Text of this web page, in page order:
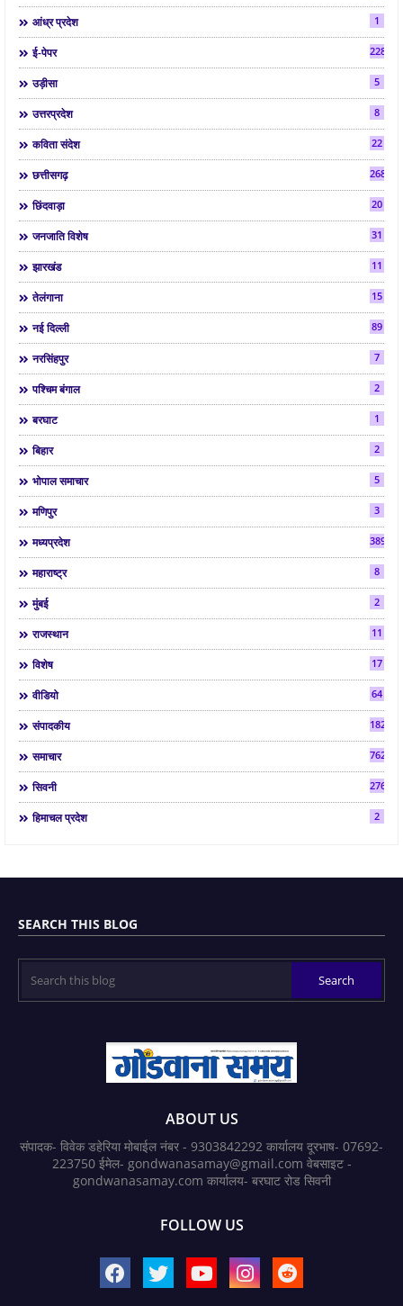
आंध्र प्रदेश 1
ई-पेपर 2286
उड़ीसा 5
उत्तरप्रदेश 8
कविता संदेश 22
छत्तीसगढ़ 268
छिंदवाड़ा 20
जनजाति विशेष 31
झारखंड 11
तेलंगाना 15
नई दिल्ली 89
नरसिंहपुर 7
पश्चिम बंगाल 2
बरघाट 1
बिहार 2
भोपाल समाचार 5
मणिपुर 3
मध्यप्रदेश 3892
महाराष्ट्र 8
मुंबई 2
राजस्थान 11
विशेष 17
वीडियो 64
संपादकीय 182
समाचार 7624
सिवनी 2763
हिमाचल प्रदेश 2
SEARCH THIS BLOG
ABOUT US
संपादक- विवेक डहेरिया मोबाईल नंबर - 9303842292 कार्यालय दूरभाष- 07692-
223750 ईमेल- gondwanasamay@gmail.com वेबसाइट -
gondwanasamay.com कार्यालय- बरघाट रोड सिवनी
FOLLOW US